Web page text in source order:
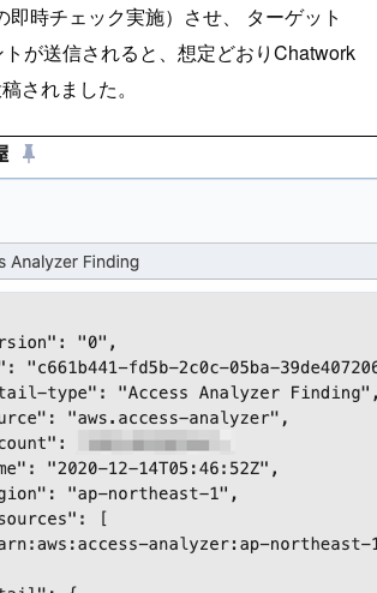
即時チェック実施）させ、 ターゲット
トが送信されると、想定どおりChatwork
されました。